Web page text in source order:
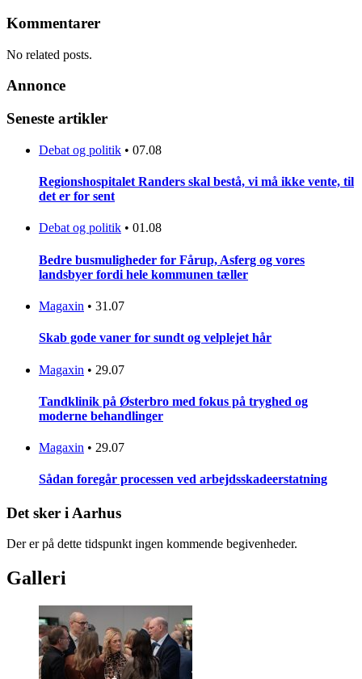
Kommentarer
No related posts.
Annonce
Seneste artikler
Debat og politik • 07.08
Regionshospitalet Randers skal bestå, vi må ikke vente, til
det er for sent
Debat og politik • 01.08
Bedre busmuligheder for Fårup, Asferg og vores
landsbyer fordi hele kommunen tæller
Magaxin • 31.07
Skab gode vaner for sundt og velplejet hår
Magaxin • 29.07
Tandklinik på Østerbro med fokus på tryghed og
moderne behandlinger
Magaxin • 29.07
Sådan foregår processen ved arbejdsskadeerstatning
Det sker i Aarhus
Der er på dette tidspunkt ingen kommende begivenheder.
Galleri